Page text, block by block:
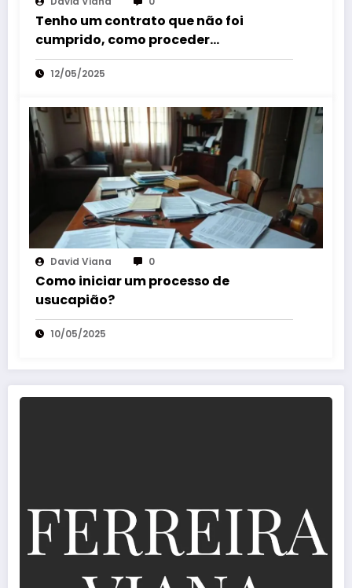
Tenho um contrato que não foi
cumprido, como proceder
judicialmente?
12/05/2025
David Viana 0
Como iniciar um processo de
usucapião?
10/05/2025